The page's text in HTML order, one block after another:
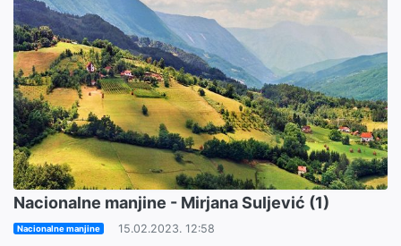
Nacionalne manjine - Mirjana Suljević (1)
Nacionalne manjine 15.02.2023. 12:58